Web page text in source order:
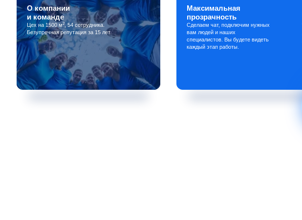
О компании
и команде
Цех на 1500 м2, 54 сотрудника.
Безупречная репутация за 15 лет.
Максимальная
прозрачность
Сделаем чат, подключим нужных
вам людей и наших
специалистов. Вы будете видеть
каждый этап работы.